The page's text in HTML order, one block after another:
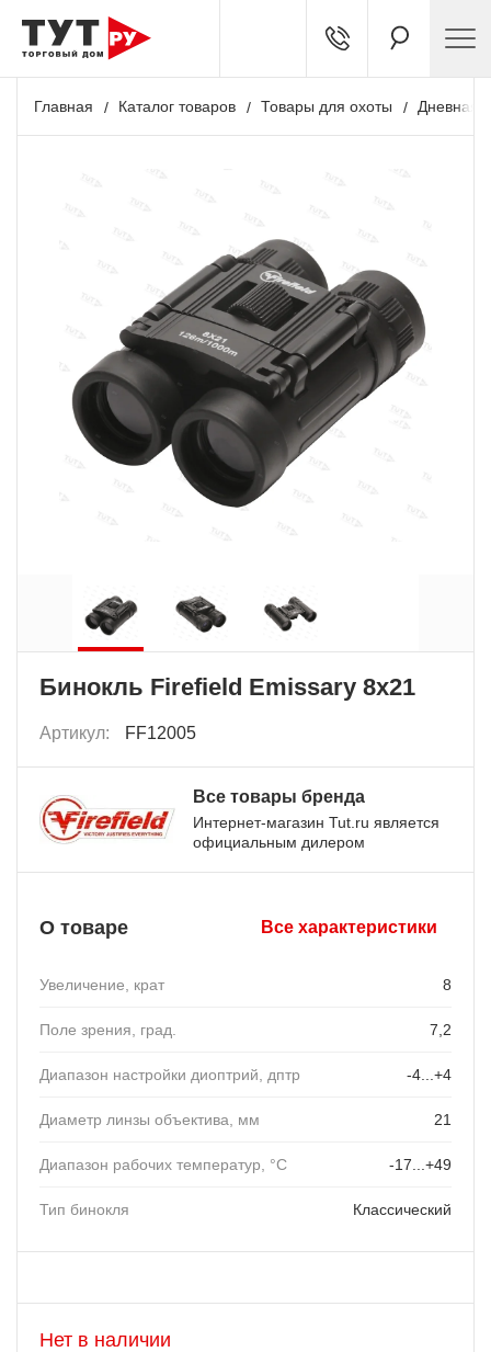
Главная Каталог товаров Товары для охоты Дневная
Бинокль Firefield Emissary 8x21
Артикул: FF12005
Все товары бренда
Интернет-магазин Tut.ru является
официальным дилером
О товаре Все характеристики
Увеличение, крат 8
Поле зрения, град. 7,2
Диапазон настройки диоптрий, дптр -4...+4
Диаметр линзы объектива, мм 21
Диапазон рабочих температур, °C -17...+49
Тип бинокля Классический
Нет в наличии